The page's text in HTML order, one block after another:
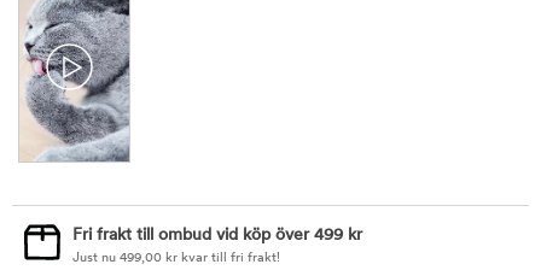
Fri frakt till ombud vid köp över 499 kr
Just nu 499,00 kr kvar till fri frakt!